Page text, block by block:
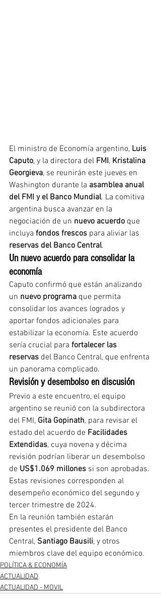
El ministro de Economía argentino, Luis
Caputo, y la directora del FMI, Kristalina
Georgieva, se reunirán este jueves en
Washington durante la asamblea anual
del FMI y el Banco Mundial. La comitiva
argentina busca avanzar en la
negociación de un nuevo acuerdo que
incluya fondos frescos para aliviar las
reservas del Banco Central.
Un nuevo acuerdo para consolidar la
economía
Caputo confirmó que están analizando
un nuevo programa que permita
consolidar los avances logrados y
aportar fondos adicionales para
estabilizar la economía. Este acuerdo
sería crucial para fortalecer las
reservas del Banco Central, que enfrenta
un panorama complicado.
Revisión y desembolso en discusión
Previo a este encuentro, el equipo
argentino se reunió con la subdirectora
del FMI, Gita Gopinath, para revisar el
estado del acuerdo de Facilidades
Extendidas, cuya novena y décima
revisión podrían liberar un desembolso
de US$1.069 millones si son aprobadas.
Estas revisiones corresponden al
desempeño económico del segundo y
tercer trimestre de 2024.
En la reunión también estarán
presentes el presidente del Banco
Central, Santiago Bausili, y otros
miembros clave del equipo económico.
POLÍTICA & ECONOMÍA
ACTUALIDAD
ACTUALIDAD - MOVIL